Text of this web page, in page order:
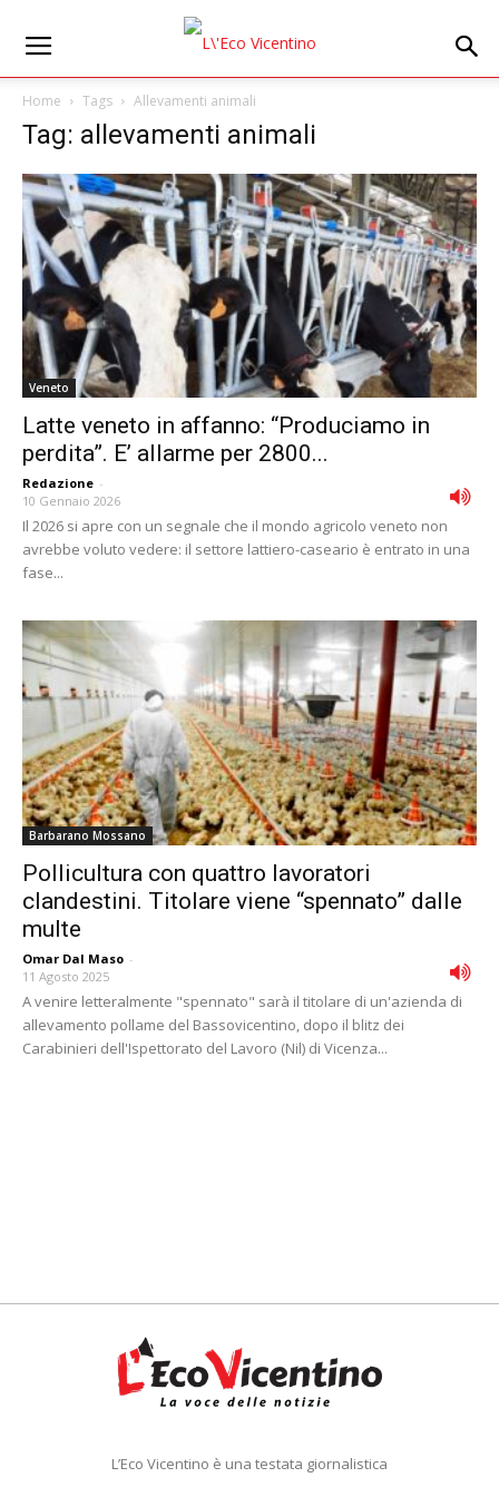
Home Tags Allevamenti animali
Tag: allevamenti animali
Veneto
Latte veneto in affanno: “Produciamo in
perdita”. E’ allarme per 2800...
Redazione -
10 Gennaio 2026
Il 2026 si apre con un segnale che il mondo agricolo veneto non
avrebbe voluto vedere: il settore lattiero-caseario è entrato in una
fase...
Barbarano Mossano
Pollicultura con quattro lavoratori
clandestini. Titolare viene “spennato” dalle
multe
Omar Dal Maso -
11 Agosto 2025
A venire letteralmente "spennato" sarà il titolare di un'azienda di
allevamento pollame del Bassovicentino, dopo il blitz dei
Carabinieri dell'Ispettorato del Lavoro (Nil) di Vicenza...
L’Eco Vicentino è una testata giornalistica